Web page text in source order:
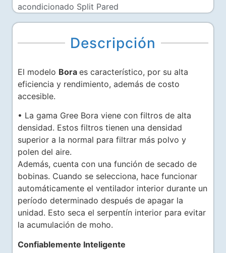
acondicionado Split Pared
Descripción
El modelo Bora es característico, por su alta
eficiencia y rendimiento, además de costo
accesible.
• La gama Gree Bora viene con filtros de alta
densidad. Estos filtros tienen una densidad
superior a la normal para filtrar más polvo y
polen del aire.
Además, cuenta con una función de secado de
bobinas. Cuando se selecciona, hace funcionar
automáticamente el ventilador interior durante un
período determinado después de apagar la
unidad. Esto seca el serpentín interior para evitar
la acumulación de moho.
Confiablemente Inteligente